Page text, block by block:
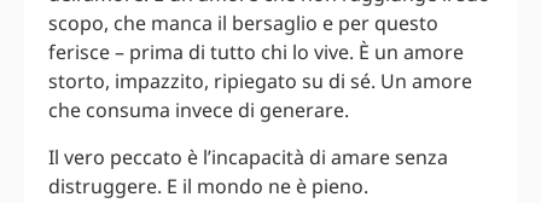
scopo, che manca il bersaglio e per questo
ferisce – prima di tutto chi lo vive. È un amore
storto, impazzito, ripiegato su di sé. Un amore
che consuma invece di generare.
Il vero peccato è l’incapacità di amare senza
distruggere. E il mondo ne è pieno.